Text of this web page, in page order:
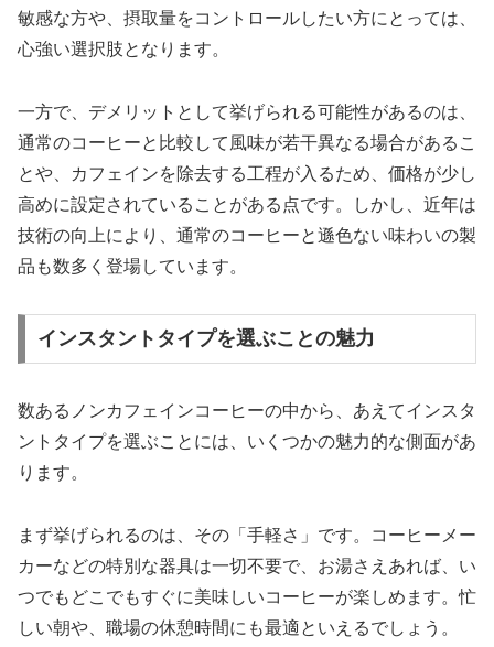
敏感な方や、摂取量をコントロールしたい方にとっては、
心強い選択肢となります。
一方で、デメリットとして挙げられる可能性があるのは、
通常のコーヒーと比較して風味が若干異なる場合があるこ
とや、カフェインを除去する工程が入るため、価格が少し
高めに設定されていることがある点です。しかし、近年は
技術の向上により、通常のコーヒーと遜色ない味わいの製
品も数多く登場しています。
インスタントタイプを選ぶことの魅力
数あるノンカフェインコーヒーの中から、あえてインスタ
ントタイプを選ぶことには、いくつかの魅力的な側面があ
ります。
まず挙げられるのは、その「手軽さ」です。コーヒーメー
カーなどの特別な器具は一切不要で、お湯さえあれば、い
つでもどこでもすぐに美味しいコーヒーが楽しめます。忙
しい朝や、職場の休憩時間にも最適といえるでしょう。